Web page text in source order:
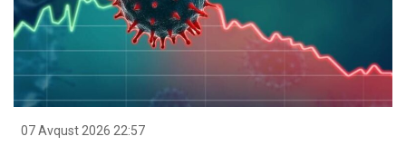
07 Avqust 2026 22:57